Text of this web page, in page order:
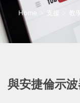
Home 支援 教
與安捷倫示